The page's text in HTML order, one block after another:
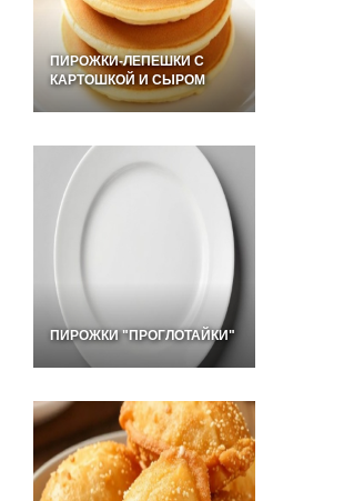
ПИРОЖКИ-ЛЕПЕШКИ С
КАРТОШКОЙ И СЫРОМ
ПИРОЖКИ "ПРОГЛОТАЙКИ"